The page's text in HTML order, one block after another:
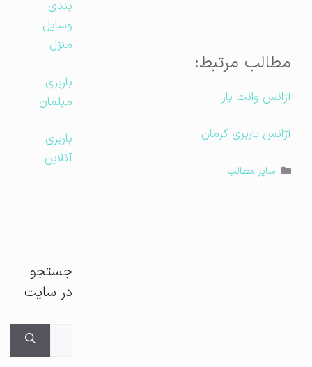
مطالب مرتبط:
آژانس وانت بار
آژانس باربری کرمان
دسته‌ها
سایر مطالب
بندی
وسایل
منزل
باربری
مبلمان
باربری
آنلاین
جستجو
در سایت